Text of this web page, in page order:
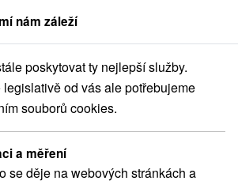
Východné Slovensko Košický kraj
Štós
nám záleží
poskytovat ty nejlepší služby.
od vás ale potřebujeme
souborů cookies.
a měření
se děje na webových stránkách a